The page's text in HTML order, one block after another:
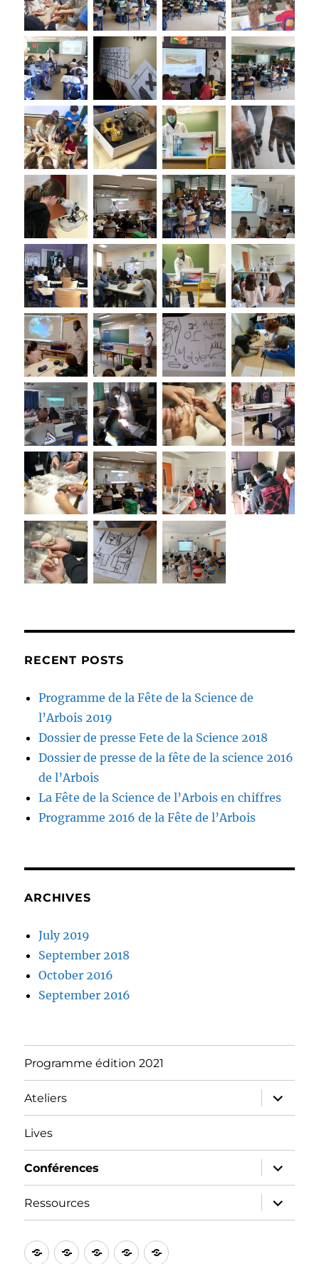
RECENT POSTS
Programme de la Fête de la Science de
l’Arbois 2019
Dossier de presse Fete de la Science 2018
Dossier de presse de la fête de la science 2016
de l’Arbois
La Fête de la Science de l’Arbois en chiffres
Programme 2016 de la Fête de l’Arbois
ARCHIVES
July 2019
September 2018
October 2016
September 2016
Programme édition 2021
Ateliers
expand
child
menu
Lives
Conférences
expand
child
menu
Ressources
expand
child
menu
Programme
AteliersLivesConférences
Ressources